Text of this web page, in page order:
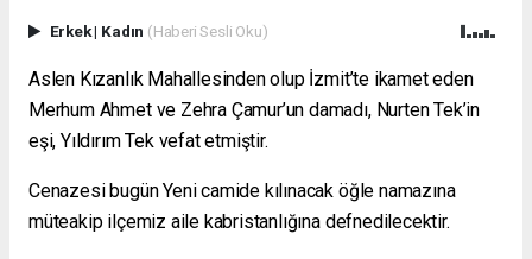
Erkek| Kadın (Haberi Sesli Oku)
Aslen Kızanlık Mahallesinden olup İzmit’te ikamet eden
Merhum Ahmet ve Zehra Çamur’un damadı, Nurten Tek’in
eşi, Yıldırım Tek vefat etmiştir.
Cenazesi bugün Yeni camide kılınacak öğle namazına
müteakip ilçemiz aile kabristanlığına defnedilecektir.